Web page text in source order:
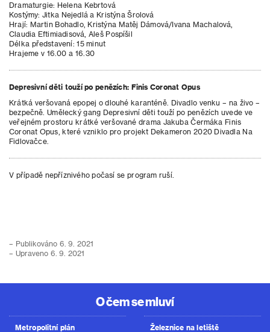
Dramaturgie: Helena Kebrtová
Kostýmy: Jitka Nejedlá a Kristýna Šrolová
Hrají: Martin Bohadlo, Kristýna Matěj Dámová/Ivana Machalová,
Claudia Eftimiadisová, Aleš Pospíšil
Délka představení: 15 minut
Hrajeme v 16.00 a 16.30
Depresivní děti touží po penězích: Finis Coronat Opus
Krátká veršovaná epopej o dlouhé karanténě. Divadlo venku – na živo –
bezpečně. Umělecký gang Depresivní děti touží po penězích uvede ve
veřejném prostoru krátké veršované drama Jakuba Čermáka Finis
Coronat Opus, které vzniklo pro projekt Dekameron 2020 Divadla Na
Fidlovačce.
V případě nepříznivého počasí se program ruší.
– Publikováno 6. 9. 2021
– Upraveno 6. 9. 2021
O čem se mluví
Metropolitní plán Železnice na letiště